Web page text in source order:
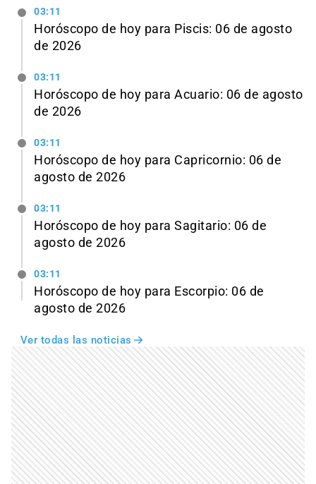
03:11
Horóscopo de hoy para Piscis: 06 de agosto
de 2026
03:11
Horóscopo de hoy para Acuario: 06 de agosto
de 2026
03:11
Horóscopo de hoy para Capricornio: 06 de
agosto de 2026
03:11
Horóscopo de hoy para Sagitario: 06 de
agosto de 2026
03:11
Horóscopo de hoy para Escorpio: 06 de
agosto de 2026
Ver todas las noticias